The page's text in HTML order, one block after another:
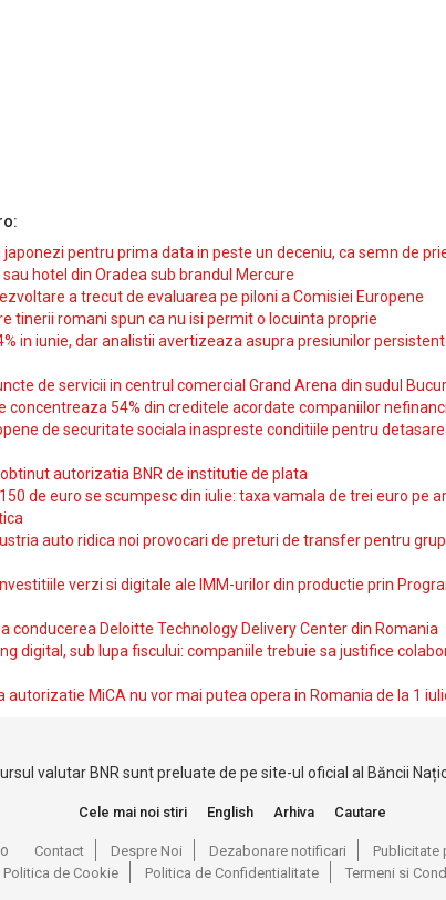
pentru prima data in peste un deceniu, ca semn de
hotel din Oradea sub brandul Mercure
a trecut de evaluarea pe piloni a Comisiei Europene
tinerii romani spun ca nu isi permit o locuinta proprie
in iunie, dar analistii avertizeaza asupra presiunilor
de servicii in centrul comercial Grand Arena din sudul
concentreaza 54% din creditele acordate companiilor
de securitate sociala inaspreste conditiile pentru
autorizatia BNR de institutie de plata
de euro se scumpesc din iulie: taxa vamala de trei euro pe
auto ridica noi provocari de preturi de transfer pentru
verzi si digitale ale IMM-urilor din productie prin
conducerea Deloitte Technology Delivery Center din Romania
digital, sub lupa fiscului: companiile trebuie sa justifice
MiCA nu vor mai putea opera in Romania de la 1
valutar BNR sunt preluate de pe site-ul oficial al Băncii
Cele mai noi stiri English Arhiva Cautare
Contact Despre Noi Dezabonare notificari Publicitate
Politica de Cookie
Politica de Confidentialitate Termeni si